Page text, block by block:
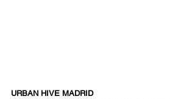
URBAN HIVE MADRID